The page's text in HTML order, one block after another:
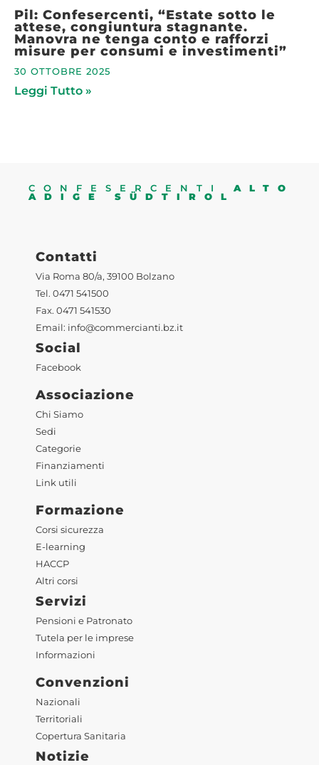
Pil: Confesercenti, “Estate sotto le
attese, congiuntura stagnante.
Manovra ne tenga conto e rafforzi
misure per consumi e investimenti”
30 OTTOBRE 2025
Leggi Tutto »
CONFESERCENTI ALTO
ADIGE SÜDTIROL
Contatti
Via Roma 80/a, 39100 Bolzano
Tel. 0471 541500
Fax. 0471 541530
Email: info@commercianti.bz.it
Social
Facebook
Associazione
Chi Siamo
Sedi
Categorie
Finanziamenti
Link utili
Formazione
Corsi sicurezza
E-learning
HACCP
Altri corsi
Servizi
Pensioni e Patronato
Tutela per le imprese
Informazioni
Convenzioni
Nazionali
Territoriali
Copertura Sanitaria
Notizie